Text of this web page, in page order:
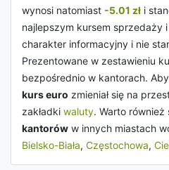
wynosi natomiast -5.01 zł i
najlepszym kursem sprzedaży
charakter informacyjny i nie
Prezentowane w zestawieniu
bezpośrednio w kantorach.
kurs euro zmieniał się na
zakładki waluty. Warto również
kantorów w innych miastach
Bielsko-Biała, Częstochowa,